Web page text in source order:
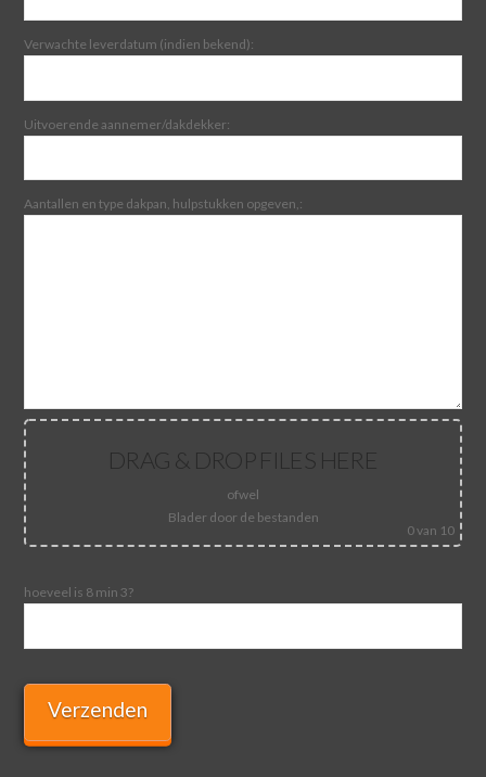
Verwachte leverdatum (indien bekend):
Uitvoerende aannemer/dakdekker:
Aantallen en type dakpan, hulpstukken opgeven,:
DRAG & DROP FILES HERE
ofwel
Blader door de bestanden
0van 10
hoeveel is 8 min 3?